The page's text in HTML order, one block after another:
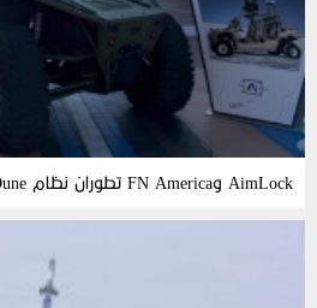
AimLock وFN America تطوران نظام Dune لمكافحة المسيّرات